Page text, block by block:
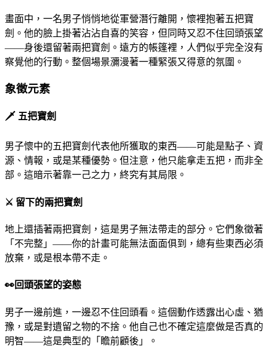
畫面中，一名男子悄悄地從軍營潛行離開，懷裡抱著五把寶
劍。他的臉上掛著沾沾自喜的笑容，但同時又忍不住回頭張望
——身後還留著兩把寶劍。遠方的帳篷裡，人們似乎完全沒有
察覺他的行動。整個場景瀰漫著一種緊張又得意的氛圍。
象徵元素
🗡 ️ 五把寶劍
男子懷中的五把寶劍代表他所獲取的東西——可能是點子、資
源、情報，或是某種優勢。但注意，他只能拿走五把，而非全
部。這暗示著靠一己之力，終究有其局限。
⚔ ️ 留下的兩把寶劍
地上還插著兩把寶劍，這是男子無法帶走的部分。它們象徵著
「不完整」——你的計畫可能無法面面俱到，總有些東西必須
放棄，或是根本帶不走。
👀回頭張望的姿態
男子一邊前進，一邊忍不住回頭看。這個動作透露出心虛、猶
豫，或是對遺留之物的不捨。他自己也不確定這麼做是否真的
明智——這是典型的「瞻前顧後」。